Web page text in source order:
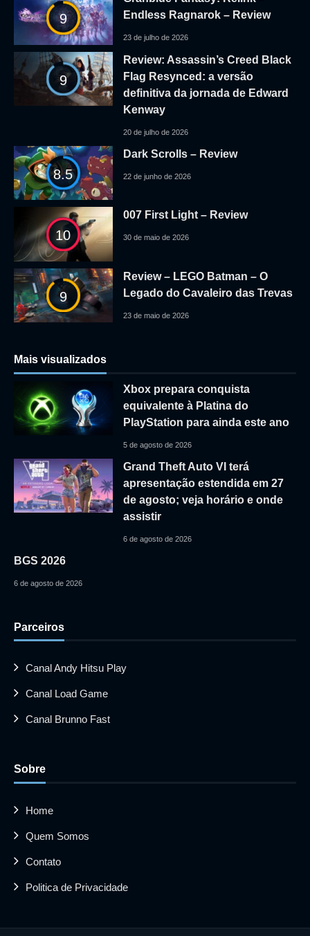
9
Endless Ragnarok – Review
23 de julho de 2026
9
Review: Assassin’s Creed Black
Flag Resynced: a versão
definitiva da jornada de Edward
Kenway
20 de julho de 2026
8.5
Dark Scrolls – Review
22 de junho de 2026
10
007 First Light – Review
30 de maio de 2026
9
Review – LEGO Batman – O
Legado do Cavaleiro das Trevas
23 de maio de 2026
Mais visualizados
Xbox prepara conquista
equivalente à Platina do
PlayStation para ainda este ano
5 de agosto de 2026
Grand Theft Auto VI terá
apresentação estendida em 27
de agosto; veja horário e onde
assistir
6 de agosto de 2026
BGS 2026
6 de agosto de 2026
Parceiros
Canal Andy Hitsu Play
Canal Load Game
Canal Brunno Fast
Sobre
Home
Quem Somos
Contato
Politica de Privacidade